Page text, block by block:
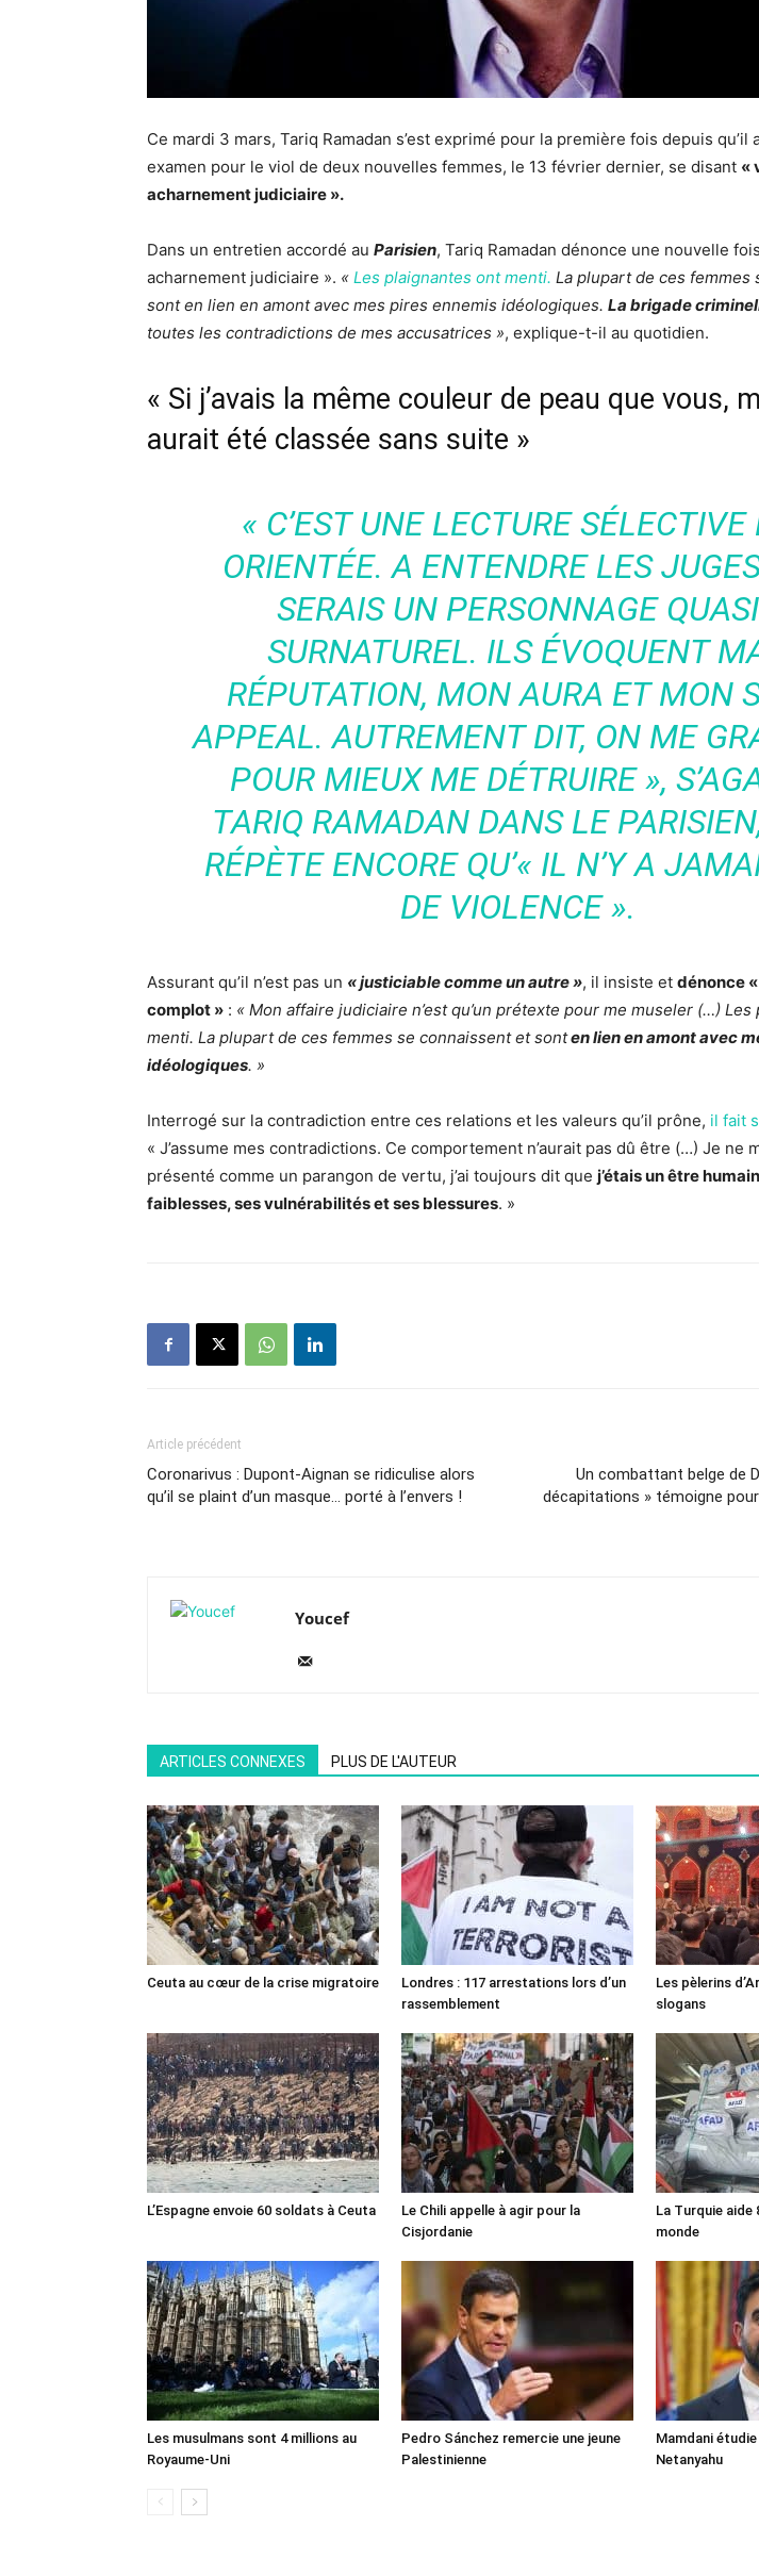
Ce mardi 3 mars, Tariq Ramadan s’est exprimé pour la première fois depuis qu’il
examen pour le viol de deux nouvelles femmes, le 13 février dernier, se disant «
acharnement judiciaire ».
Dans un entretien accordé au Parisien, Tariq Ramadan dénonce une nouvelle
acharnement judiciaire ». « Les plaignantes ont menti. La plupart de ces femmes
sont en lien en amont avec mes pires ennemis idéologiques. La brigade
toutes les contradictions de mes accusatrices », explique-t-il au quotidien.
« Si j’avais la même couleur de peau que vous,
aurait été classée sans suite »
« C’EST UNE LECTURE SÉLECTIVE
ORIENTÉE. A ENTENDRE LES
SERAIS UN PERSONNAGE QUASI
SURNATUREL. ILS ÉVOQUENT
RÉPUTATION, MON AURA ET MON
APPEAL. AUTREMENT DIT, ON ME
POUR MIEUX ME DÉTRUIRE »,
TARIQ RAMADAN DANS LE PARISIEN
RÉPÈTE ENCORE QU’« IL N’Y A
DE VIOLENCE ».
Assurant qu’il n’est pas un « justiciable comme un autre », il insiste et dénonce «
complot » : « Mon affaire judiciaire n’est qu’un prétexte pour me museler (…) Les
menti. La plupart de ces femmes se connaissent et sonten lien en amont avec
idéologiques. »
Interrogé sur la contradiction entre ces relations et les valeurs qu’il prône, il fait
« J’assume mes contradictions. Ce comportement n’aurait pas dû être (…) Je ne
présenté comme un parangon de vertu, j’ai toujours dit que j’étais un être
faiblesses, ses vulnérabilités et ses blessures. »
Article précédent
Coronarivus : Dupont-Aignan se ridiculise alors
qu’il se plaint d’un masque… porté à l’envers !
Un combattant belge de
décapitations » témoigne
Youcef
ARTICLES CONNEXES PLUS DE L'AUTEUR
Ceuta au cœur de la crise migratoire
Londres : 117 arrestations lors d’un
rassemblement
Les pèlerins
slogans
L’Espagne envoie 60 soldats à Ceuta
Le Chili appelle à agir pour la
Cisjordanie
La Turquie aide
monde
Les musulmans sont 4 millions au
Royaume-Uni
Pedro Sánchez remercie une jeune
Palestinienne
Mamdani
Netanyahu